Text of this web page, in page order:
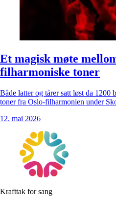
Et magisk møte
filharmoniske toner
Både latter og tårer satt løst da 1200
toner fra Oslo-filharmonien under
12. mai 2026
Krafttak for sang